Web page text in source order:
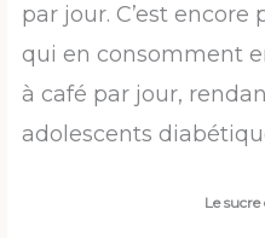
par jour. C’est
qui en consomment
à café par jour,
adolescents
Le